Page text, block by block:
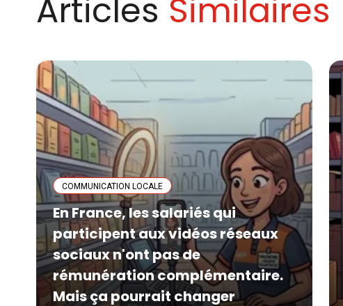
Articles Similaires
COMMUNICATION LOCALE
En France, les salariés qui
participent aux vidéos réseaux
sociaux n'ont pas de
rémunération complémentaire.
Mais ça pourrait changer